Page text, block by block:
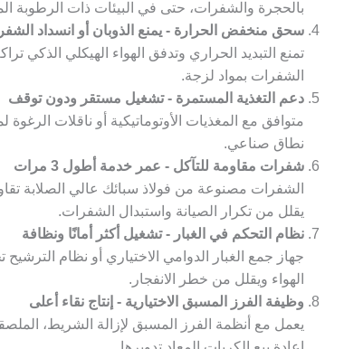
بالحجرة والشفرات، حتى في البيئات ذات الرطوبة
سحق منخفض الحرارة - يمنع الذوبان أو انسداد
الشفرات بمواد لزجة.
دعم التغذية المستمرة - تشغيل مستقر ودون توقف
متوافق مع المغذيات الأوتوماتيكية أو ناقلات
نطاق صناعي.
شفرات مقاومة للتآكل - عمر خدمة أطول 3 مرات
الشفرات مصنوعة من فولاذ سبائك عالي الصلابة
يقلل من تكرار الصيانة واستبدال الشفرات.
نظام التحكم في الغبار - تشغيل أكثر أمانًا ونظافة
الهواء ويقلل من خطر الانفجار.
وظيفة الفرز المسبق الاختيارية - إنتاج نقاء أعلى
يعمل مع أنظمة الفرز المسبق لإزالة الشريط،